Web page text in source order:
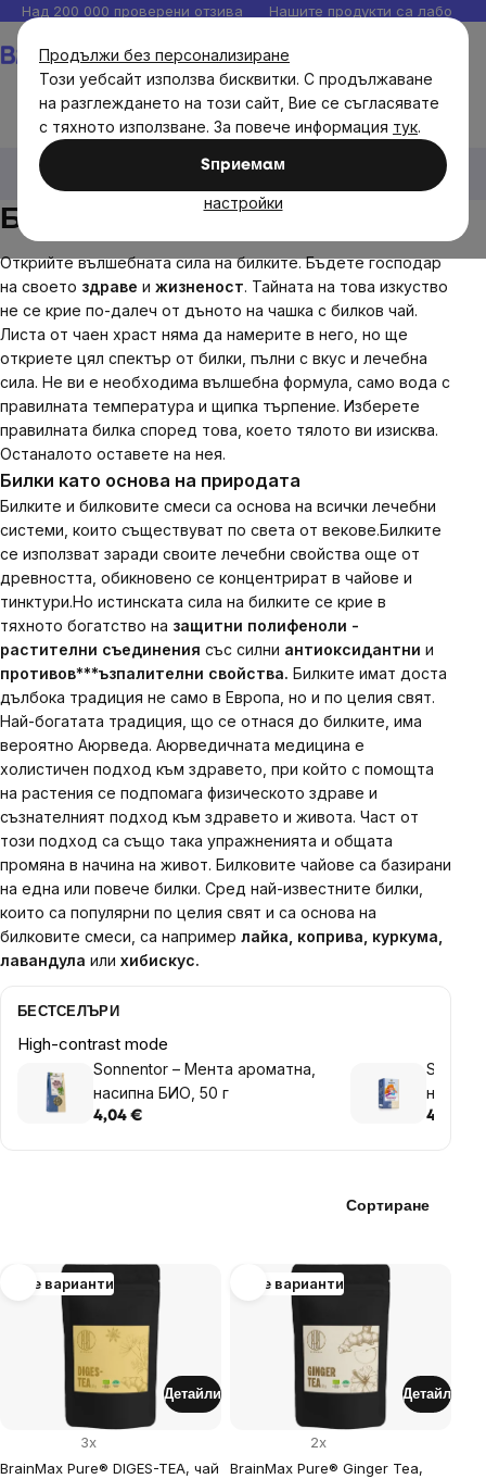
Продължи без персонализиране
Този уебсайт използва бисквитки. С продължаване
на разглеждането на този сайт, Вие се съгласявате
с тяхното използване. За повече информация тук.
Sпpиeмaм
настройки
Прескочи
към
съдържанието
Над 200 000 проверени отзива Нашите продукти са
Хранителни продукти Чай, кафе, какао
Билкови
чайове
Билкови чайове
Открийте вълшебната сила на билките. Бъдете господар
на своето здраве и жизненост. Тайната на това изкуство
не се крие по-далеч от дъното на чашка с билков чай.
Листа от чаен храст няма да намерите в него, но ще
откриете цял спектър от билки, пълни с вкус и лечебна
сила. Не ви е необходима вълшебна формула, само вода с
правилната температура и щипка търпение. Изберете
правилната билка според това, което тялото ви изисква.
Останалото оставете на нея.
Билки като основа на природата
Билките и билковите смеси са основа на всички лечебни
системи, които съществуват по света от векове.Билките
се използват заради своите лечебни свойства още от
древността, обикновено се концентрират в чайове и
тинктури.Но истинската сила на билките се крие в
тяхното богатство на защитни полифеноли -
растителни съединения със силни антиоксидантни и
противов***ъзпалителни свойства. Билките имат доста
дълбока традиция не само в Европа, но и по целия свят.
Най-богатата традиция, що се отнася до билките, има
вероятно Аюрведа. Аюрведичната медицина е
холистичен подход към здравето, при който с помощта
на растения се подпомага физическото здраве и
съзнателният подход към здравето и живота. Част от
този подход са също така упражненията и общата
промяна в начина на живот. Билковите чайове са базирани
на една или повече билки. Сред най-известните билки,
които са популярни по целия свят и са основа на
билковите смеси, са например лайка, коприва, куркума,
лавандула или хибискус.
БЕСТСЕЛЪРИ
High-contrast mode
Sonnentor – Мента ароматна,
насипна БИО, 50 г
4,04 € 4,04 €
Сортиране
List
products
Още варианти
BrainMax Pure® DIGES-TEA, чай
3x
Детайли
Още варианти
BrainMax Pure® Ginger Tea,
2x
Детайл